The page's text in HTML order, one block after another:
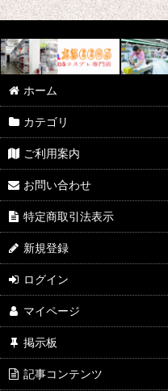
ホーム
カテゴリ
ご利用案内
お問い合わせ
特定商取引法表示
新規登録
ログイン
マイページ
掲示板
記事コンテンツ